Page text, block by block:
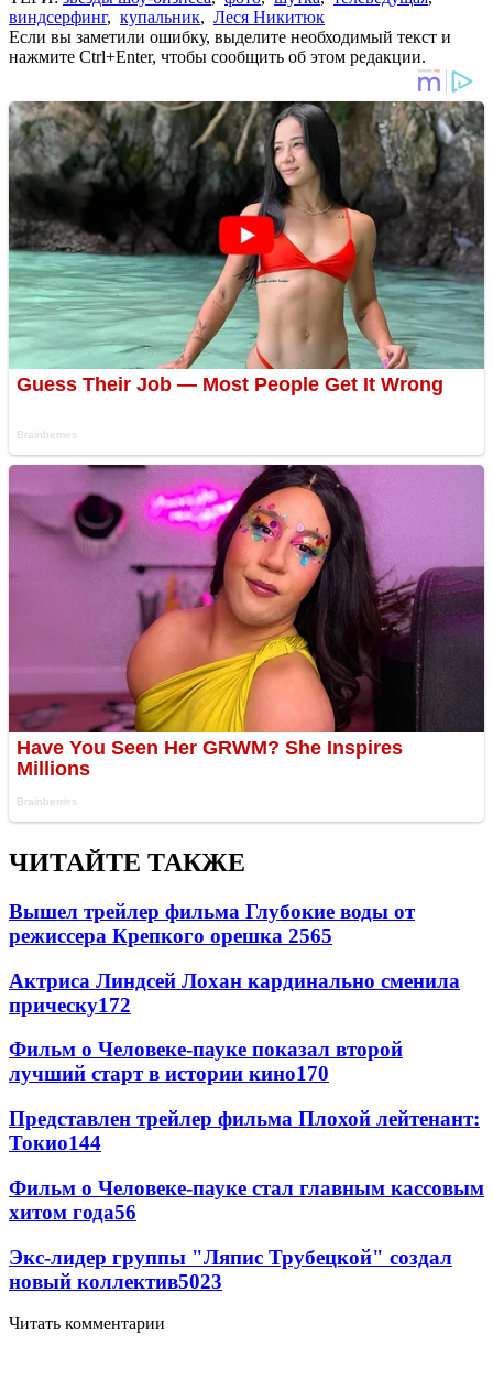
виндсерфинг, купальник, Леся Никитюк
Если вы заметили ошибку, выделите необходимый текст и
нажмите Ctrl+Enter, чтобы сообщить об этом редакции.
ЧИТАЙТЕ ТАКЖЕ
Вышел трейлер фильма Глубокие воды от
режиссера Крепкого орешка 2565
Актриса Линдсей Лохан кардинально сменила
прическу172
Фильм о Человеке-пауке показал второй
лучший старт в истории кино170
Представлен трейлер фильма Плохой лейтенант:
Токио144
Фильм о Человеке-пауке стал главным кассовым
хитом года56
Экс-лидер группы "Ляпис Трубецкой" создал
новый коллектив5023
Читать комментарии